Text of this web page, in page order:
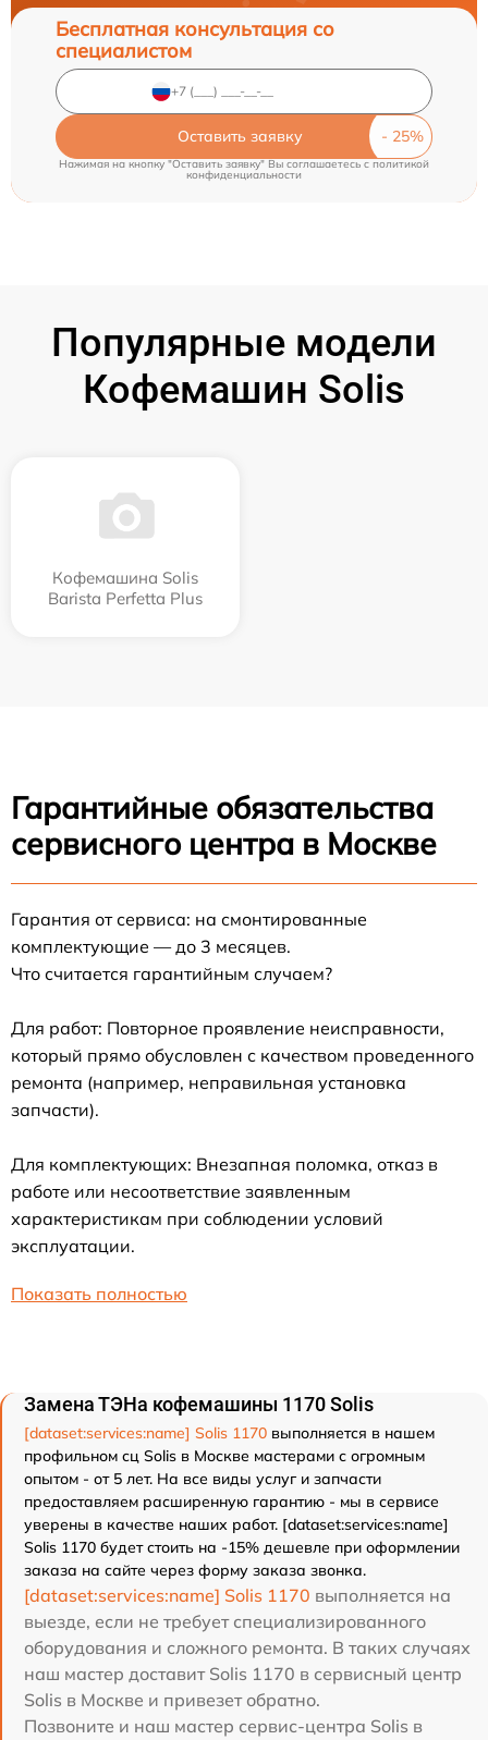
Бесплатная консультация со
специалистом
Оставить заявку
Нажимая на кнопку "Оставить заявку" Вы соглашаетесь cполитикой
конфиденциальности
Популярные модели
Кофемашин Solis
Кофемашина Solis
Barista Perfetta Plus
Гарантийные обязательства
сервисного центра в Москве
Гарантия от сервиса: на смонтированные
комплектующие — до 3 месяцев.
Что считается гарантийным случаем?
Для работ: Повторное проявление неисправности,
который прямо обусловлен с качеством проведенного
ремонта (например, неправильная установка
запчасти).
Для комплектующих: Внезапная поломка, отказ в
работе или несоответствие заявленным
характеристикам при соблюдении условий
эксплуатации.
Показать полностью
Замена ТЭНа кофемашины 1170 Solis
[dataset:services:name] Solis 1170 выполняется в нашем
профильном сц Solis в Москве мастерами с огромным
опытом - от 5 лет. На все виды услуг и запчасти
предоставляем расширенную гарантию - мы в сервисе
уверены в качестве наших работ. [dataset:services:name]
Solis 1170 будет стоить на -15% дешевле при оформлении
заказа на сайте через форму заказа звонка.
[dataset:services:name] Solis 1170 выполняется на
выезде, если не требует специализированного
оборудования и сложного ремонта. В таких случаях
наш мастер доставит Solis 1170 в сервисный центр
Solis в Москве и привезет обратно.
Позвоните и наш мастер сервис-центра Solis в